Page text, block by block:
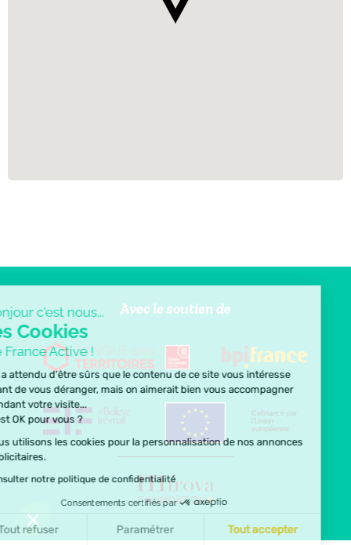
Avec le soutien de
Cofinancé par
l’Union
européenne
Bonjour c'est nous...
les Cookies
de France Active !
On a attendu d'être sûrs que le contenu de ce site vous intéresse
avant de vous déranger, mais on aimerait bien vous accompagner
pendant votre visite...
C'est OK pour vous ?
Nous utilisons les cookies pour la personnalisation de nos annonces
publicitaires.
Consulter notre politique de confidentialité
Consentements certifiés par
Tout refuser Paramétrer Tout accepter